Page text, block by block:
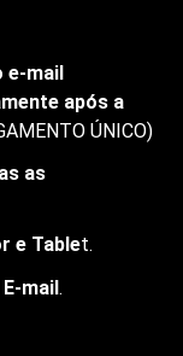
e-mail
após a
ÚNICO)
as
e Tablet.
mail.